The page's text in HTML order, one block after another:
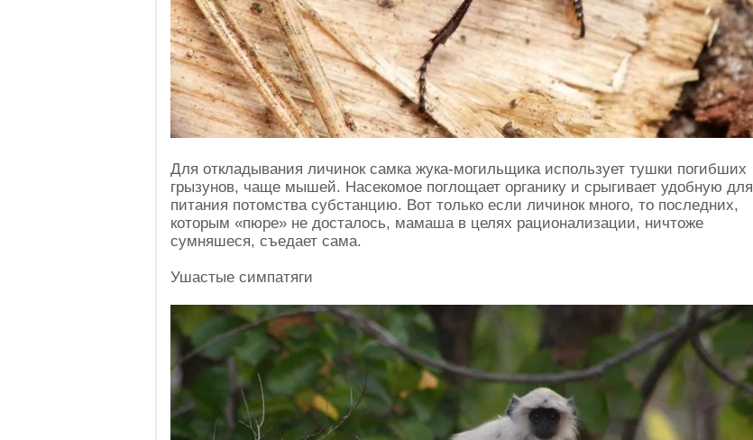
Для откладывания личинок самка жука-могильщика использует тушки погибших
грызунов, чаще мышей. Насекомое поглощает органику и срыгивает удобную для
питания потомства субстанцию. Вот только если личинок много, то последних,
которым «пюре» не досталось, мамаша в целях рационализации, ничтоже
сумняшеся, съедает сама.
Ушастые симпатяги